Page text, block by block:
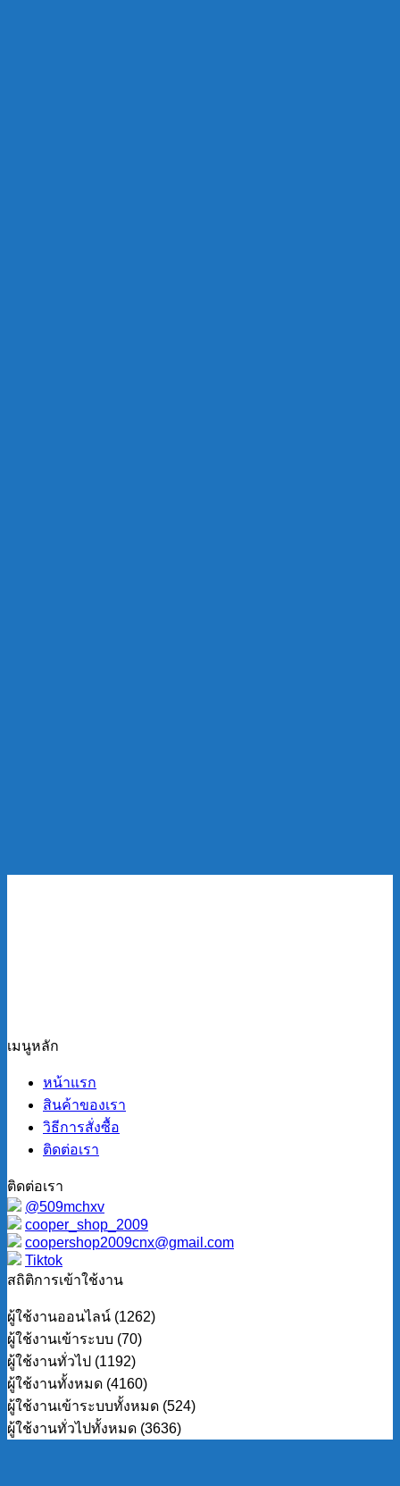
เมนูหลัก
หน้าแรก
สินค้าของเรา
วิธีการสั่งซื้อ
ติดต่อเรา
ติดต่อเรา
@509mchxv
cooper_shop_2009
coopershop2009cnx@gmail.com
Tiktok
สถิติการเข้าใช้งาน
ผู้ใช้งานออนไลน์ (1262)
ผู้ใช้งานเข้าระบบ (70)
ผู้ใช้งานทั่วไป (1192)
ผู้ใช้งานทั้งหมด (4160)
ผู้ใช้งานเข้าระบบทั้งหมด (524)
ผู้ใช้งานทั่วไปทั้งหมด (3636)